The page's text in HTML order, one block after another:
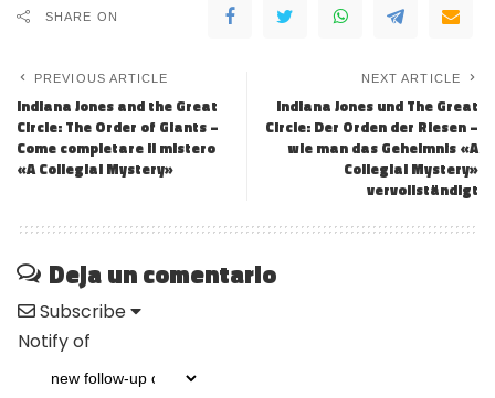
SHARE ON
PREVIOUS ARTICLE
Indiana Jones and the Great
Circle: The Order of Giants –
Come completare il mistero
«A Collegial Mystery»
NEXT ARTICLE
Indiana Jones und The Great
Circle: Der Orden der Riesen –
wie man das Geheimnis «A
Collegial Mystery»
vervollständigt
Deja un comentario
Subscribe
Notify of